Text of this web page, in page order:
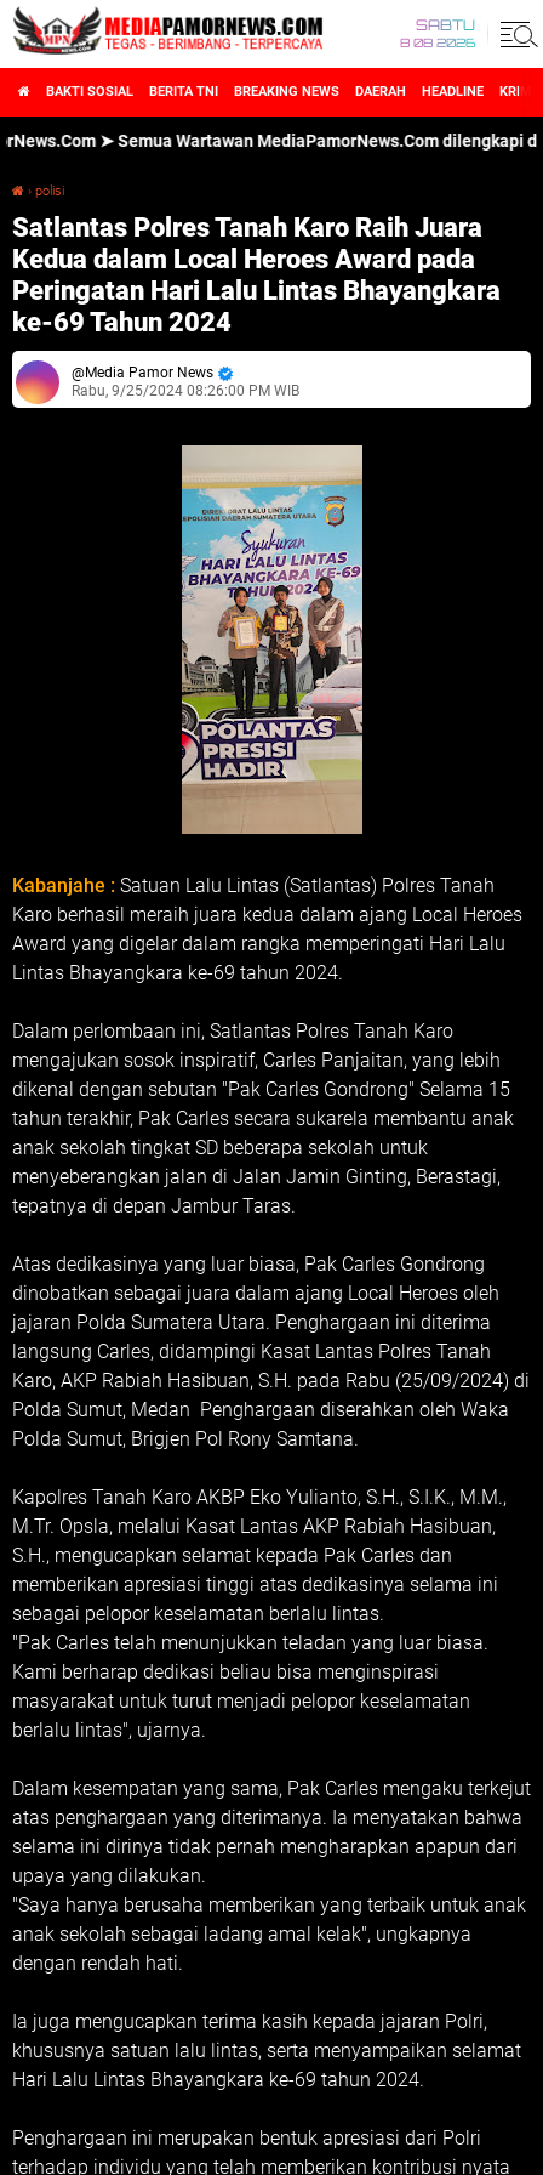
SABTU
8 08 2026
BAKTI SOSIAL BERITA TNI BREAKING NEWS DAERAH HEADLINE
➤ Semua Wartawan MediaPamorNews.Com dilengkapi
› polisi
Satlantas Polres Tanah Karo Raih Juara
Kedua dalam Local Heroes Award pada
Peringatan Hari Lalu Lintas Bhayangkara
ke-69 Tahun 2024
Media Pamor News
Rabu, 9/25/2024 08:26:00 PM WIB
Kabanjahe : Satuan Lalu Lintas (Satlantas) Polres Tanah
Karo berhasil meraih juara kedua dalam ajang Local Heroes
Award yang digelar dalam rangka memperingati Hari Lalu
Lintas Bhayangkara ke-69 tahun 2024.
Dalam perlombaan ini, Satlantas Polres Tanah Karo
mengajukan sosok inspiratif, Carles Panjaitan, yang lebih
dikenal dengan sebutan "Pak Carles Gondrong" Selama 15
tahun terakhir, Pak Carles secara sukarela membantu anak
anak sekolah tingkat SD beberapa sekolah untuk
menyeberangkan jalan di Jalan Jamin Ginting, Berastagi,
tepatnya di depan Jambur Taras.
Atas dedikasinya yang luar biasa, Pak Carles Gondrong
dinobatkan sebagai juara dalam ajang Local Heroes oleh
jajaran Polda Sumatera Utara. Penghargaan ini diterima
langsung Carles, didampingi Kasat Lantas Polres Tanah
Karo, AKP Rabiah Hasibuan, S.H. pada Rabu (25/09/2024) di
Polda Sumut, Medan Penghargaan diserahkan oleh Waka
Polda Sumut, Brigjen Pol Rony Samtana.
Kapolres Tanah Karo AKBP Eko Yulianto, S.H., S.I.K., M.M.,
M.Tr. Opsla, melalui Kasat Lantas AKP Rabiah Hasibuan,
S.H., mengucapkan selamat kepada Pak Carles dan
memberikan apresiasi tinggi atas dedikasinya selama ini
sebagai pelopor keselamatan berlalu lintas.
"Pak Carles telah menunjukkan teladan yang luar biasa.
Kami berharap dedikasi beliau bisa menginspirasi
masyarakat untuk turut menjadi pelopor keselamatan
berlalu lintas", ujarnya.
Dalam kesempatan yang sama, Pak Carles mengaku terkejut
atas penghargaan yang diterimanya. Ia menyatakan bahwa
selama ini dirinya tidak pernah mengharapkan apapun dari
upaya yang dilakukan.
"Saya hanya berusaha memberikan yang terbaik untuk anak
anak sekolah sebagai ladang amal kelak", ungkapnya
dengan rendah hati.
Ia juga mengucapkan terima kasih kepada jajaran Polri,
khususnya satuan lalu lintas, serta menyampaikan selamat
Hari Lalu Lintas Bhayangkara ke-69 tahun 2024.
Penghargaan ini merupakan bentuk apresiasi dari Polri
terhadap individu yang telah memberikan kontribusi nyata